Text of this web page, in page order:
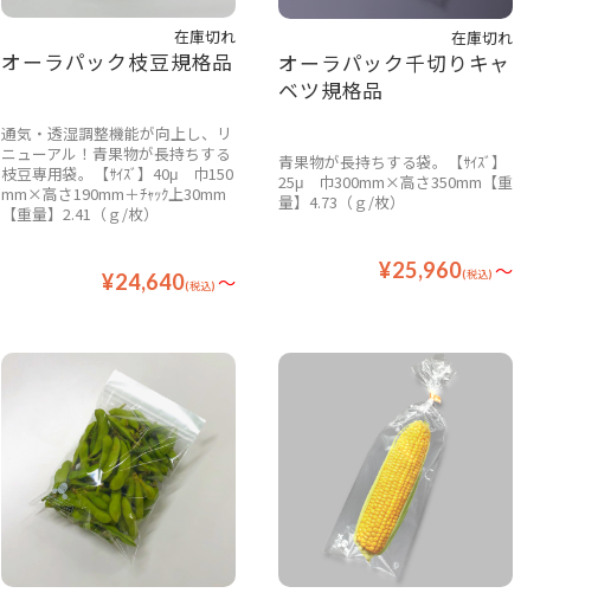
在庫切れ
オーラパック枝豆規格品
¥24,640(税込) ～
通気・透湿調整機能が向上し、リ
ニューアル！青果物が長持ちする
枝豆専用袋。【ｻｲｽﾞ】40μ 巾150
mm×高さ190mm＋ﾁｬｯｸ上30mm
【重量】2.41（ｇ/枚）
在庫切れ
オーラパック千切りキャ
ベツ規格品
¥25,960(税込) ～
青果物が長持ちする袋。【ｻｲｽﾞ】
25μ 巾300mm×高さ350mm【重
量】4.73（ｇ/枚）